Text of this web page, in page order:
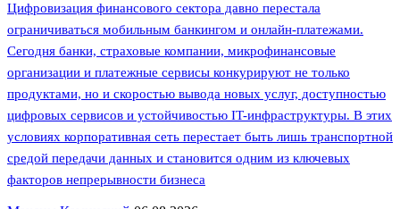
Цифровизация финансового сектора давно перестала
ограничиваться мобильным банкингом и онлайн-платежами.
Сегодня банки, страховые компании, микрофинансовые
организации и платежные сервисы конкурируют не только
продуктами, но и скоростью вывода новых услуг, доступностью
цифровых сервисов и устойчивостью IT-инфраструктуры. В этих
условиях корпоративная сеть перестает быть лишь транспортной
средой передачи данных и становится одним из ключевых
факторов непрерывности бизнеса